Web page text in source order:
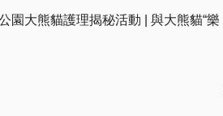
園大熊貓護理揭秘活動 | 與大熊貓“樂